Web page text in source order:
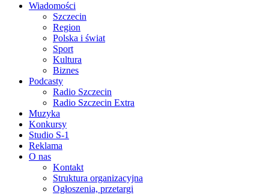
Wiadomości
Szczecin
Region
Polska i świat
Sport
Kultura
Biznes
Podcasty
Radio Szczecin
Radio Szczecin Extra
Muzyka
Konkursy
Studio S-1
Reklama
O nas
Kontakt
Struktura organizacyjna
Ogłoszenia, przetargi